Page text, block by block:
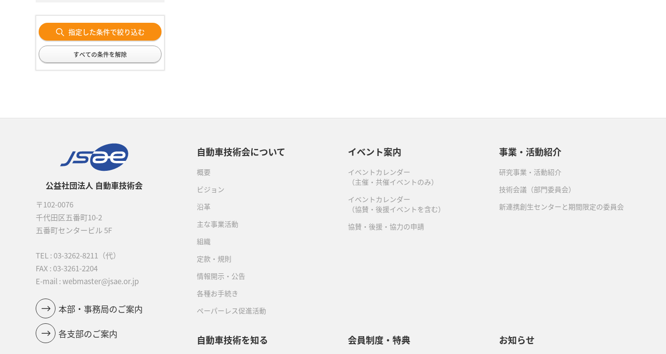
指定した条件で絞り込む
すべての条件を解除
公益社団法人 自動車技術会
〒102-0076
千代田区五番町10-2
五番町センタービル 5F
TEL : 03-3262-8211
（代）
FAX : 03-3261-2204
E-mail : webmaster@jsae.or.jp
本部・事務局のご案内
各支部のご案内
自動車技術会について
概要
ビジョン
沿革
主な事業活動
組織
定款・規則
情報開示・公告
各種お手続き
ペーパーレス促進活動
イベント案内
イベントカレンダー
（主催・共催イベントのみ）
イベントカレンダー
（協賛・後援イベントを含む）
協賛・後援・協力の申請
事業・活動紹介
研究事業・活動紹介
技術会議（部門委員会）
新連携創生センターと期間限定の委員会
自動車技術を知る 会員制度・特典 お知らせ